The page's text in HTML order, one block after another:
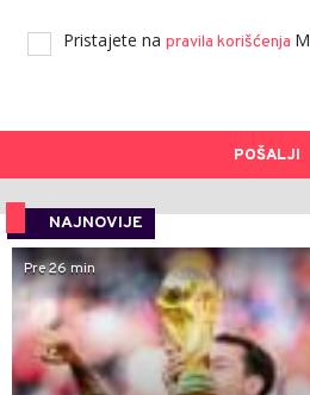
Pristajete na pravila korišćenja
POŠALJI
NAJNOVIJE
Pre 26 min